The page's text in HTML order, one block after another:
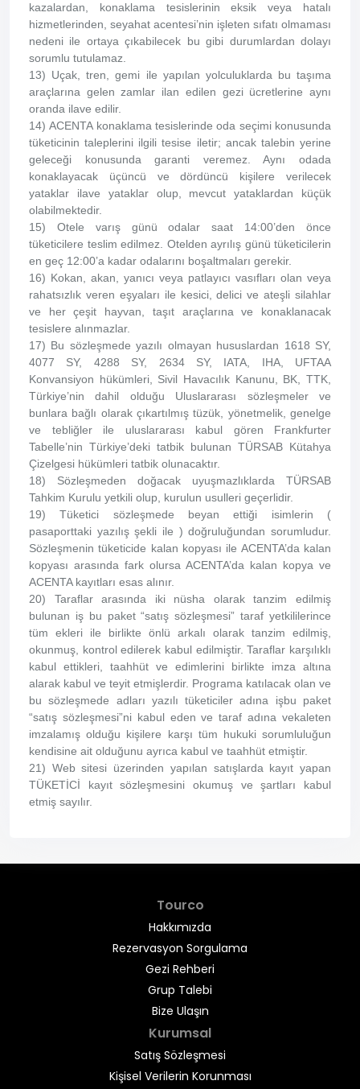
kazalardan, konaklama tesislerinin eksik veya hatalı
hizmetlerinden, seyahat acentesi’nin işleten sıfatı olmaması
nedeni ile ortaya çıkabilecek bu gibi durumlardan dolayı
sorumlu tutulamaz.
13) Uçak, tren, gemi ile yapılan yolculuklarda bu taşıma
araçlarına gelen zamlar ilan edilen gezi ücretlerine aynı
oranda ilave edilir.
14) ACENTA konaklama tesislerinde oda seçimi konusunda
tüketicinin taleplerini ilgili tesise iletir; ancak talebin yerine
geleceği konusunda garanti veremez. Aynı odada
konaklayacak üçüncü ve dördüncü kişilere verilecek
yataklar ilave yataklar olup, mevcut yataklardan küçük
olabilmektedir.
15) Otele varış günü odalar saat 14:00’den önce
tüketicilere teslim edilmez. Otelden ayrılış günü tüketicilerin
en geç 12:00’a kadar odalarını boşaltmaları gerekir.
16) Kokan, akan, yanıcı veya patlayıcı vasıfları olan veya
rahatsızlık veren eşyaları ile kesici, delici ve ateşli silahlar
ve her çeşit hayvan, taşıt araçlarına ve konaklanacak
tesislere alınmazlar.
17) Bu sözleşmede yazılı olmayan hususlardan 1618 SY,
4077 SY, 4288 SY, 2634 SY, IATA, IHA, UFTAA
Konvansiyon hükümleri, Sivil Havacılık Kanunu, BK, TTK,
Türkiye’nin dahil olduğu Uluslararası sözleşmeler ve
bunlara bağlı olarak çıkartılmış tüzük, yönetmelik, genelge
ve tebliğler ile uluslararası kabul gören Frankfurter
Tabelle’nin Türkiye’deki tatbik bulunan TÜRSAB Kütahya
Çizelgesi hükümleri tatbik olunacaktır.
18) Sözleşmeden doğacak uyuşmazlıklarda TÜRSAB
Tahkim Kurulu yetkili olup, kurulun usulleri geçerlidir.
19) Tüketici sözleşmede beyan ettiği isimlerin (
pasaporttaki yazılış şekli ile ) doğruluğundan sorumludur.
Sözleşmenin tüketicide kalan kopyası ile ACENTA’da kalan
kopyası arasında fark olursa ACENTA’da kalan kopya ve
ACENTA kayıtları esas alınır.
20) Taraflar arasında iki nüsha olarak tanzim edilmiş
bulunan iş bu paket “satış sözleşmesi” taraf yetkililerince
tüm ekleri ile birlikte önlü arkalı olarak tanzim edilmiş,
okunmuş, kontrol edilerek kabul edilmiştir. Taraflar karşılıklı
kabul ettikleri, taahhüt ve edimlerini birlikte imza altına
alarak kabul ve teyit etmişlerdir. Programa katılacak olan ve
bu sözleşmede adları yazılı tüketiciler adına işbu paket
“satış sözleşmesi”ni kabul eden ve taraf adına vekaleten
imzalamış olduğu kişilere karşı tüm hukuki sorumluluğun
kendisine ait olduğunu ayrıca kabul ve taahhüt etmiştir.
21) Web sitesi üzerinden yapılan satışlarda kayıt yapan
TÜKETİCİ kayıt sözleşmesini okumuş ve şartları kabul
etmiş sayılır.
Tourco
Hakkımızda
Rezervasyon Sorgulama
Gezi Rehberi
Grup Talebi
Bize Ulaşın
Kurumsal
Satış Sözleşmesi
Kişisel Verilerin Korunması